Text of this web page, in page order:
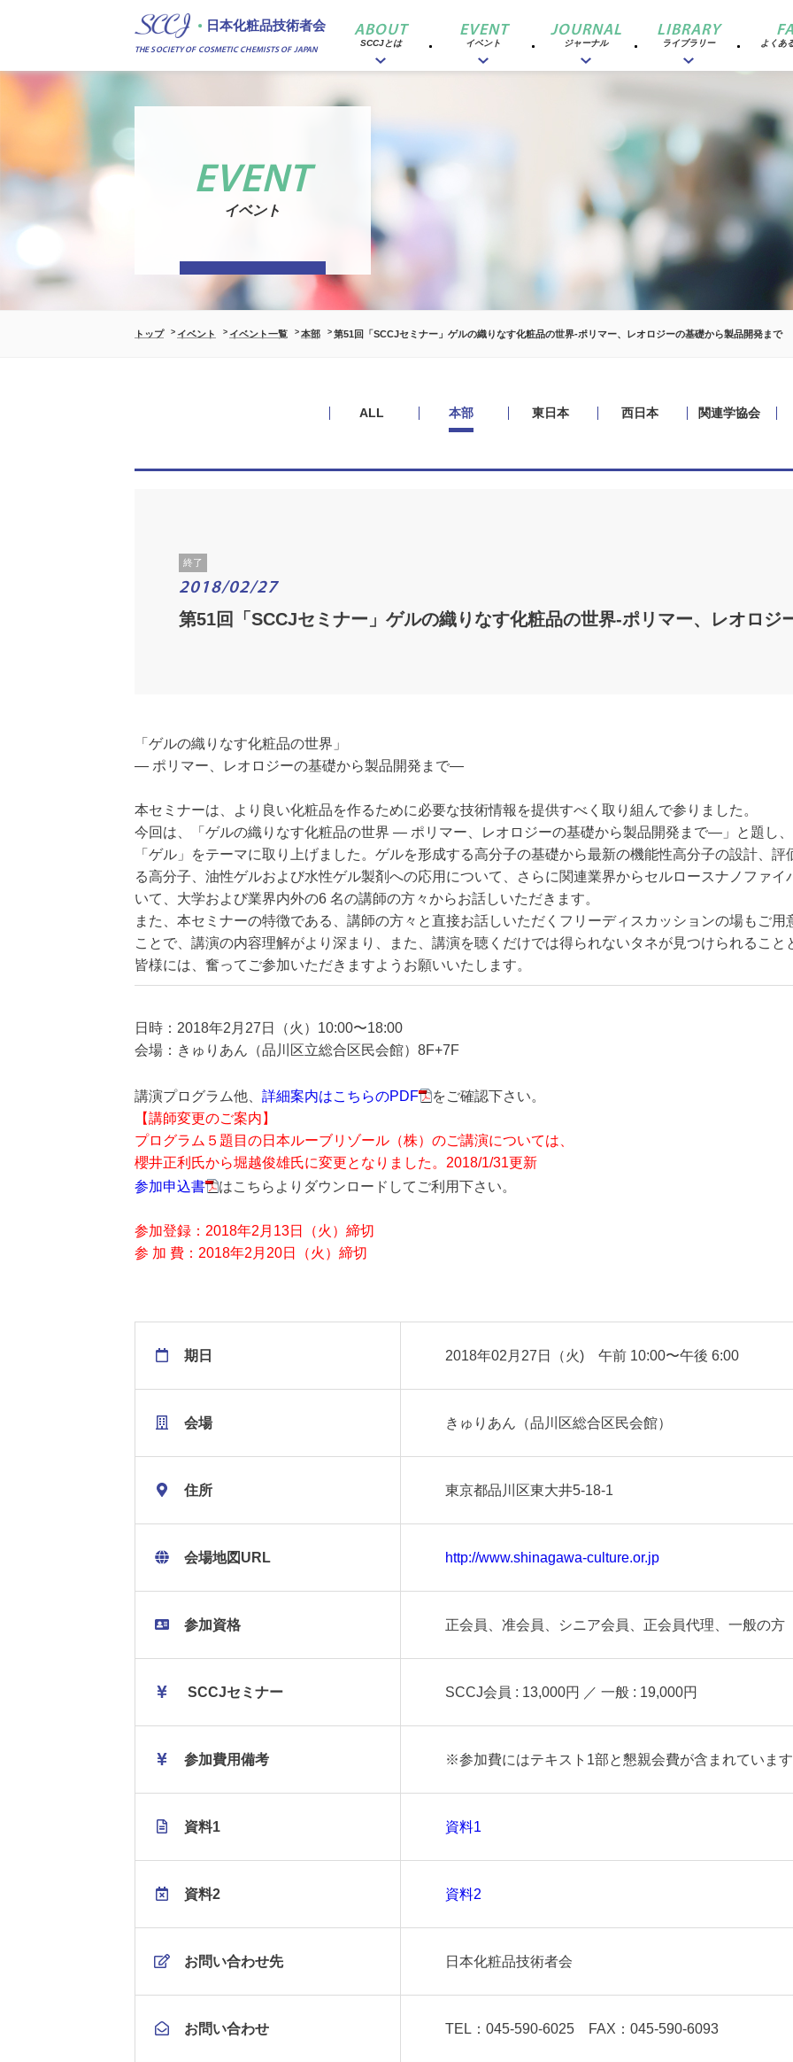
日本化粧品技術者会
THE SOCIETY OF COSMETIC CHEMISTS OF JAPAN
ABOUT
SCCJとは
EVENT
イベント
JOURNAL
ジャーナル
LIBRARY
ライブラリー よくあ
EVENT
イベント
トップ イベント イベント一覧 本部 第51回「SCCJセミナー」ゲルの織りなす化粧品の世界‐ポリマー、レオロジーの基礎から製品開発まで
ALL 本部 東日本 西日本 関連学協会
終了
2018/02/27
第51回「SCCJセミナー」ゲルの織りなす化粧品の世界‐ポリマー、レオロジ
「ゲルの織りなす化粧品の世界」
— ポリマー、レオロジーの基礎から製品開発まで—
本セミナーは、より良い化粧品を作るために必要な技術情報を提供すべく取り組んで参りました。
今回は、「ゲルの織りなす化粧品の世界 — ポリマー、レオロジーの基礎から製品開発まで—」と題し
「ゲル」をテーマに取り上げました。ゲルを形成する高分子の基礎から最新の機能性高分子の設計、
る高分子、油性ゲルおよび水性ゲル製剤への応用について、さらに関連業界からセルロースナノファ
いて、大学および業界内外の6 名の講師の方々からお話しいただきます。
また、本セミナーの特徴である、講師の方々と直接お話しいただくフリーディスカッションの場もご
ことで、講演の内容理解がより深まり、また、講演を聴くだけでは得られないタネが見つけられること
皆様には、奮ってご参加いただきますようお願いいたします。
日時：2018年2月27日（火）10:00〜18:00
会場：きゅりあん（品川区立総合区民会館）8F+7F
講演プログラム他、 詳細案内はこちらのPDF
をご確認下さい。
【講師変更のご案内】
プログラム５題目の日本ルーブリゾール（株）のご講演については、
櫻井正利氏から堀越俊雄氏に変更となりました。2018/1/31更新
参加申込書
はこちらよりダウンロードしてご利用下さい。
参加登録：2018年2月13日（火）締切
参 加 費：2018年2月20日（火）締切
期日 2018年02月27日（火) 午前 10:00〜午後 6:00
会場 きゅりあん（品川区総合区民会館）
住所 東京都品川区東大井5-18-1
会場地図URL http://www.shinagawa-culture.or.jp
参加資格 正会員、准会員、シニア会員、正会員代理、一般の方
SCCJセミナー SCCJ会員 : 13,000円 ／ 一般 : 19,000円
参加費用備考 ※参加費にはテキスト1部と懇親会費が含まれていま
資料1 資料1
資料2 資料2
お問い合わせ先 日本化粧品技術者会
お問い合わせ TEL：045-590-6025 FAX：045-590-6093